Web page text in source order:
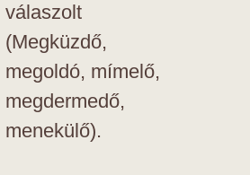
válaszolt
(Megküzdő,
megoldó, mímelő,
megdermedő,
menekülő).